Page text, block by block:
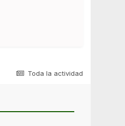
Toda la actividad